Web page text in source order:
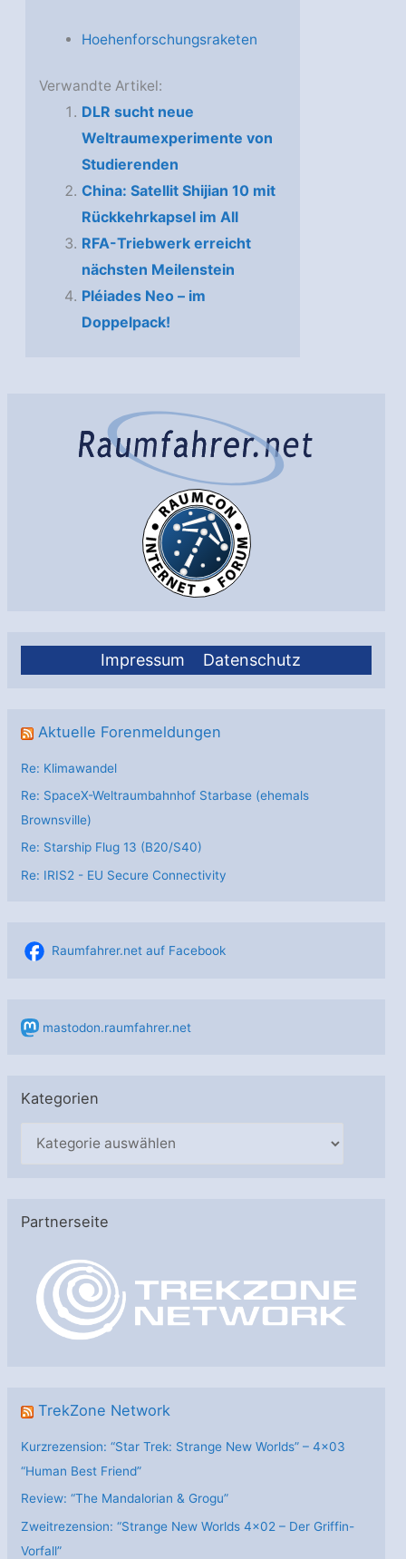
Impressum Datenschutz
Aktuelle Forenmeldungen
Re: Klimawandel
Re: SpaceX-Weltraumbahnhof Starbase (ehemals
Brownsville)
Re: Starship Flug 13 (B20/S40)
Re: IRIS2 - EU Secure Connectivity
Raumfahrer.net auf Facebook
mastodon.raumfahrer.net
Kategorien
g
Partnerseite
TrekZone Network
Kurzrezension: “Star Trek: Strange New Worlds” – 4×03
“Human Best Friend”
Review: “The Mandalorian & Grogu”
Zweitrezension: “Strange New Worlds 4×02 – Der Griffin-
Vorfall”
Hoehenforschungsraketen
Verwandte Artikel:
DLR sucht neue
Weltraumexperimente von
Studierenden
China: Satellit Shijian 10 mit
Rückkehrkapsel im All
RFA-Triebwerk erreicht
nächsten Meilenstein
Pléiades Neo – im
Doppelpack!